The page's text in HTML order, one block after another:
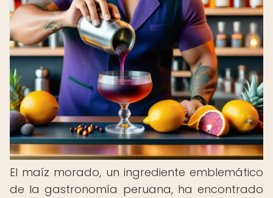
El maíz morado, un ingrediente emblemático
de la gastronomía peruana, ha encontrado